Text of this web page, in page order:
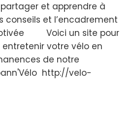
et apprendre à
et l’encadrement
Voici un site pour
votre vélo en
de notre
http://velo-